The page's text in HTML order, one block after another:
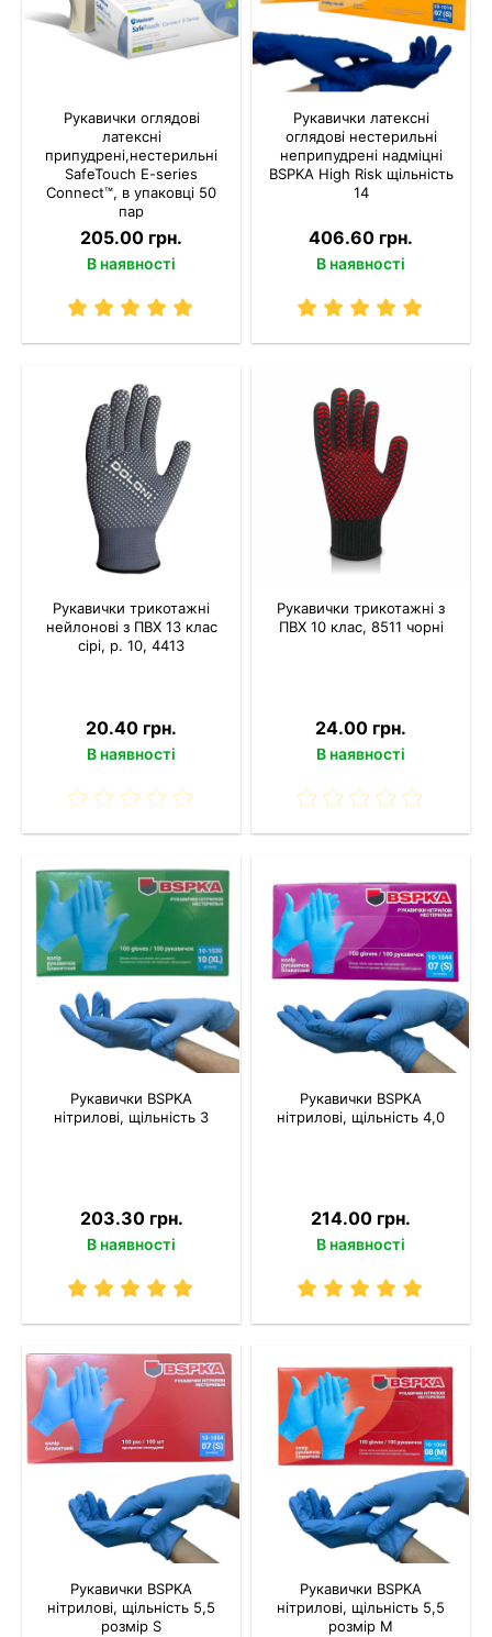
Рукавички оглядові
латексні
припудрені,нестерильні
SafeTouch E-series
Connect™, в упаковці 50
пар
205.00 грн.
В наявності
Рукавички латексні
оглядові нестерильні
неприпудрені надміцні
BSPKA Hіgh Risk щільність
14
406.60 грн.
В наявності
Рукавички трикотажні
нейлонові з ПВХ 13 клас
сірі, р. 10, 4413
20.40 грн.
В наявності
Рукавички трикотажні з
ПВХ 10 клас, 8511 чорні
24.00 грн.
В наявності
Рукавички BSPKA
нітрилові, щільність 3
203.30 грн.
В наявності
Рукавички BSPKA
нітрилові, щільність 4,0
214.00 грн.
В наявності
Рукавички BSPKA
нітрилові, щільність 5,5
розмір S
Рукавички BSPKA
нітрилові, щільність 5,5
розмір M